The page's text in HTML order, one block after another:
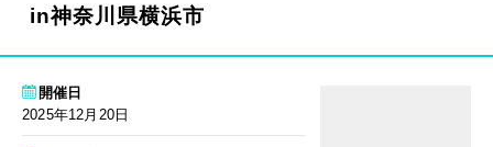
in神奈川県横浜市
開催日
2025年12月20日